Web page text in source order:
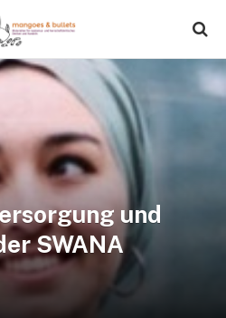
und
SWANA